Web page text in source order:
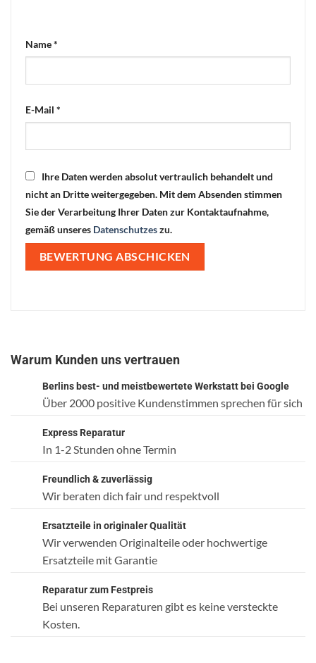
Name*
E-Mail *
Ihre Daten werden absolut vertraulich behandelt und
nicht an Dritte weitergegeben. Mit dem Absenden stimmen
Sie der Verarbeitung Ihrer Daten zur Kontaktaufnahme,
gemäß unseres Datenschutzeszu.
Warum Kunden uns vertrauen
Berlins best- und meistbewertete Werkstatt bei Google
Über 2000 positive Kundenstimmen sprechen für sich
Express Reparatur
In 1-2 Stunden ohne Termin
Freundlich & zuverlässig
Wir beraten dich fair und respektvoll
Ersatzteile in originaler Qualität
Wir verwenden Originalteile oder hochwertige
Ersatzteile mit Garantie
Reparatur zum Festpreis
Bei unseren Reparaturen gibt es keine versteckte
Kosten.